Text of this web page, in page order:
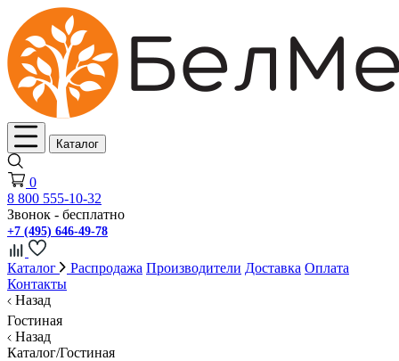
Каталог
0
8 800 555-10-32
Звонок - бесплатно
+7 (495) 646-49-78
Каталог Распродажа Производители Доставка Оплата
Контакты
Назад
Гостиная
Назад
Каталог/Гостиная